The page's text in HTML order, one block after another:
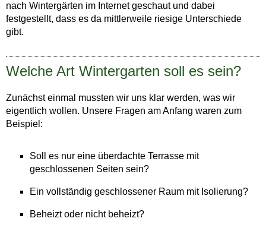
nach Wintergärten im Internet geschaut und dabei
festgestellt, dass es da mittlerweile riesige Unterschiede
gibt.
Welche Art Wintergarten soll es sein?
Zunächst einmal mussten wir uns klar werden, was wir
eigentlich wollen. Unsere Fragen am Anfang waren zum
Beispiel:
Soll es nur eine überdachte Terrasse mit
geschlossenen Seiten sein?
Ein vollständig geschlossener Raum mit Isolierung?
Beheizt oder nicht beheizt?